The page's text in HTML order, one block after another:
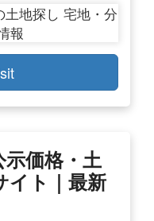
価格・土
イト｜最新